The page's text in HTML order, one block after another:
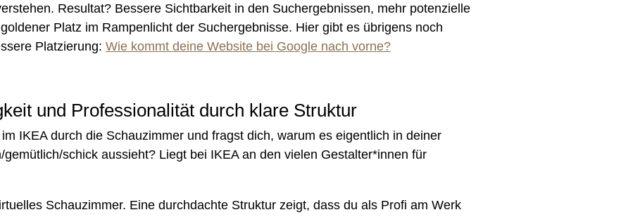
Resultat? Bessere Sichtbarkeit in den Suchergebnissen, mehr potenzielle
Platz im Rampenlicht der Suchergebnisse. Hier gibt es übrigens noch
Platzierung: Wie kommt deine Website bei Google nach vorne?
und Professionalität durch klare Struktur
IKEA durch die Schauzimmer und fragst dich, warum es eigentlich in deiner
schick aussieht? Liegt bei IKEA an den vielen Gestalter*innen für
Schauzimmer. Eine durchdachte Struktur zeigt, dass du als Profi am Werk